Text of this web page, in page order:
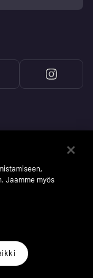
Jaamme myös